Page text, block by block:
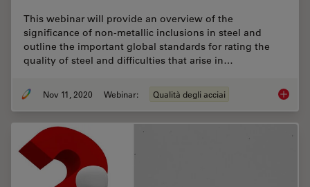
This webinar will provide an overview of the
significance of non-metallic inclusions in steel and
outline the important global standards for rating the
quality of steel and difficulties that arise in…
Nov 11, 2020 Webinar: Qualità degli acciai How to